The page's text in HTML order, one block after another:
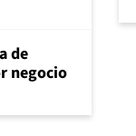
de
negocio